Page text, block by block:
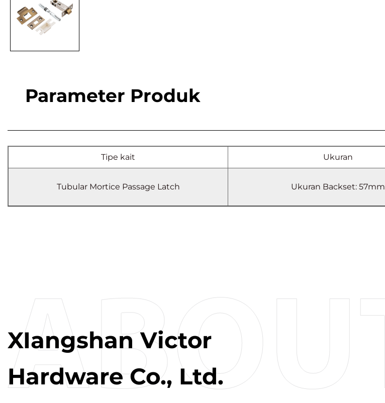
Parameter Produk
Tipe kait Ukuran
Tubular Mortice Passage Latch Ukuran Backset: 57mm
XIangshan Victor
Hardware Co., Ltd.